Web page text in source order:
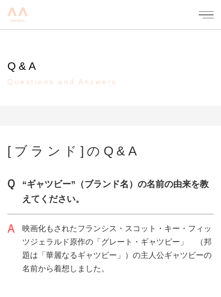
mandom - 株式会社マンダム
Q&A
Questions and Answers
[ブランド]のQ&A
“ギャツビー”（ブランド名）の名前の由来を教
えてください。
映画化もされたフランシス・スコット・キー・フィッ
ツジェラルド原作の「グレート・ギャツビー」 （邦
題は「華麗なるギャツビー」）の主人公ギャツビーの
名前から着想しました。